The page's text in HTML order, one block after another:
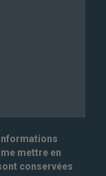
mettre en
conservées